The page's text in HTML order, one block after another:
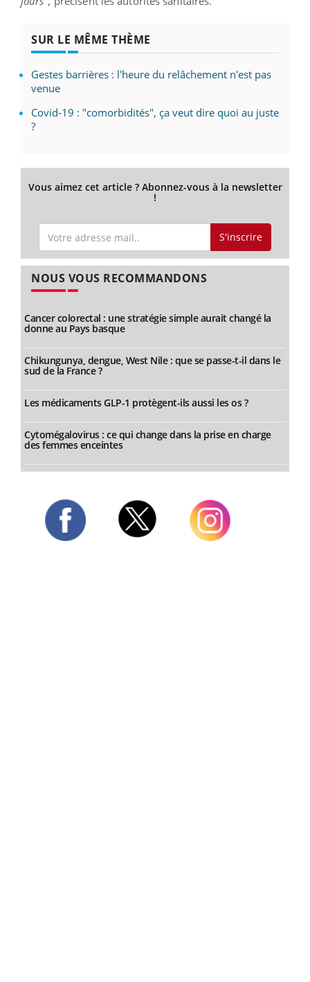
SUR LE MÊME THÈME
Gestes barrières : l'heure du relâchement n'est pas
venue
Covid-19 : "comorbidités", ça veut dire quoi au juste
?
Vous aimez cet article ? Abonnez-vous à la newsletter
!
S'inscrire
NOUS VOUS RECOMMANDONS
Cancer colorectal : une stratégie simple aurait changé la
donne au Pays basque
Chikungunya, dengue, West Nile : que se passe-t-il dans le
sud de la France ?
Les médicaments GLP-1 protègent-ils aussi les os ?
Cytomégalovirus : ce qui change dans la prise en charge
des femmes enceintes